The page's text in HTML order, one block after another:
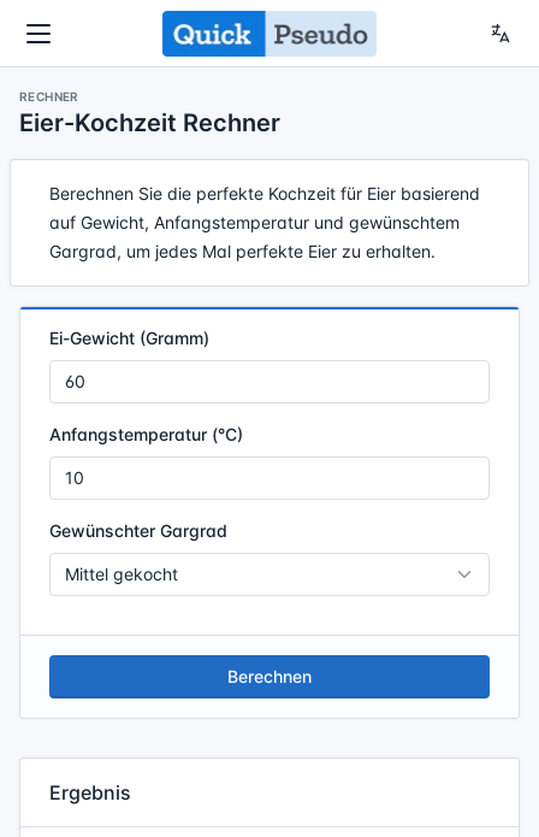
RECHNER
Eier-Kochzeit Rechner
Berechnen Sie die perfekte Kochzeit für Eier basierend
auf Gewicht, Anfangstemperatur und gewünschtem
Gargrad, um jedes Mal perfekte Eier zu erhalten.
Ei-Gewicht (Gramm)
Anfangstemperatur (°C)
Gewünschter Gargrad
Berechnen
Ergebnis